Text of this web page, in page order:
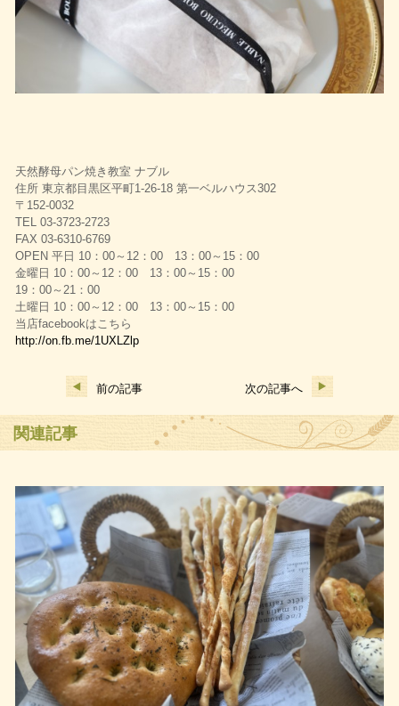
天然酵母パン焼き教室 ナブル
住所 東京都目黒区平町1-26-18 第一ベルハウス302
〒152-0032
TEL 03-3723-2723
FAX 03-6310-6769
OPEN 平日 10：00～12：00 13：00～15：00
金曜日 10：00～12：00 13：00～15：00
19：00～21：00
土曜日 10：00～12：00 13：00～15：00
当店facebookはこちら
http://on.fb.me/1UXLZlp
前の記事 次の記事へ
関連記事